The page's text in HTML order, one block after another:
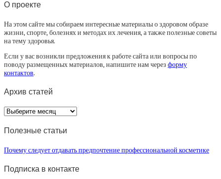
О проекте
На этом сайте мы собираем интересные материалы о здоровом образе
жизни, спорте, болезнях и методах их лечения, а также полезные советы
на тему здоровья.
Если у вас возникли предложения к работе сайта или вопросы по
поводу размещенных материалов, напишите нам через форму
контактов.
Архив статей
Архив
статей
Полезные статьи
Почему следует отдавать предпочтение профессиональной косметике
Подписка в контакте